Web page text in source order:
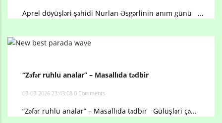
Aprel döyüşləri şəhidi Nurlan Əsgərlinin anım günü ...
“Zəfər ruhlu analar” – Masallıda tədbir
03-03-2026 23:43:08 0 Comments
“Zəfər ruhlu analar” – Masallıda tədbir Gülüşləri çə...